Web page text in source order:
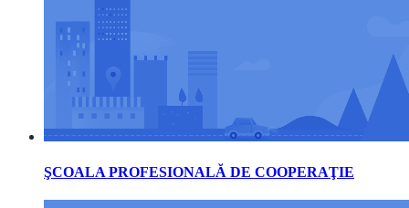
ŞCOALA PROFESIONALĂ DE COOPERAŢIE